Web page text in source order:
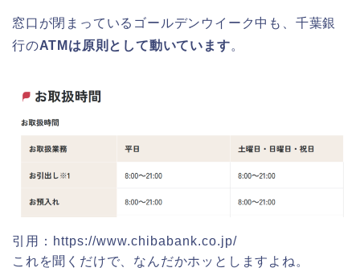
窓口が閉まっているゴールデンウイーク中も、千葉銀
行のATMは原則として動いています。
引用：https://www.chibabank.co.jp/
これを聞くだけで、なんだかホッとしますよね。